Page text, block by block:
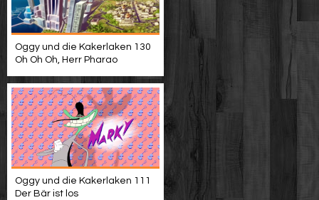
Oggy und die Kakerlaken 130
Oh Oh Oh, Herr Pharao
Oggy und die Kakerlaken 111
Der Bär ist los